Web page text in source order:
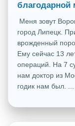
Меня зовут
город Липецк.
врожденный
Ему сейчас 13
операций. На 7
нам доктор из
годик нам был. ...